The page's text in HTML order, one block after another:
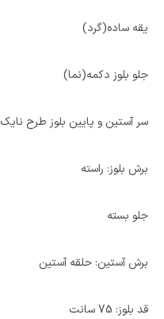
یقه ساده(گرد)
جلو بلوز دکمه(نما)
سر آستین و پایین بلوز طرح نایک
برش بلوز: راسته
جلو بسته
برش آستین: حلقه آستین
قد بلوز: 75 سانت